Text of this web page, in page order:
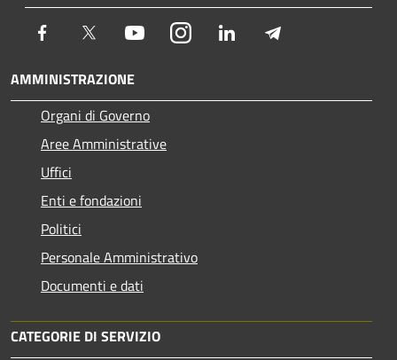
Facebook Twitter YoutubeInstagram LinkedIn
AMMINISTRAZIONE
Organi di Governo
Aree Amministrative
Uffici
Enti e fondazioni
Politici
Personale Amministrativo
Documenti e dati
CATEGORIE DI SERVIZIO